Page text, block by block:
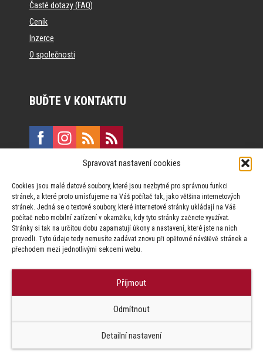
Spravovat nastavení cookies
Cookies jsou malé datové soubory, které jsou nezbytné pro správnou funkci
stránek, a které proto umísťujeme na Váš počítač tak, jako většina internetových
stránek. Jedná se o textové soubory, které internetové stránky ukládají na Váš
počítač nebo mobilní zařízení v okamžiku, kdy tyto stránky začnete využívat.
Stránky si tak na určitou dobu zapamatují úkony a nastavení, které jste na nich
provedli. Tyto údaje tedy nemusíte zadávat znovu při opětovné návštěvě stránek a
přechodem mezi jednotlivými sekcemi webu.
Příjmout
Odmítnout
Detailní nastavení
Časté dotazy (FAQ)
Ceník
Inzerce
O společnosti
BUĎTE V KONTAKTU
Vinohradská 190, 130 00 Praha 3
Za publikovaný obsah odpovídají jednotliví autoři.
Factory s.r.o. zapovězeno.